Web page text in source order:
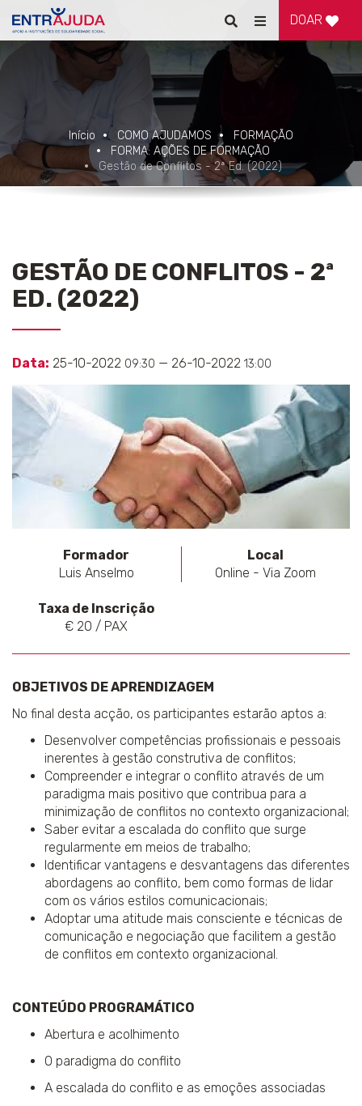
Pesquisar
Alternar
de
DOAR
Início COMO AJUDAMOS
FORMAÇÃO
FORMA: AÇÕES DE FORMAÇÃO
Gestão de Conflitos - 2ª Ed. (2022)
GESTÃO DE CONFLITOS - 2ª
ED. (2022)
Data: 25-10-2022 09:30 — 26-10-2022 13:00
Formador
Luis Anselmo
Local
Online - Via Zoom
Taxa de Inscrição
€ 20 / PAX
OBJETIVOS DE APRENDIZAGEM
No final desta acção, os participantes estarão aptos a:
Desenvolver competências profissionais e pessoais
inerentes à gestão construtiva de conflitos;
Compreender e integrar o conflito através de um
paradigma mais positivo que contribua para a
minimização de conflitos no contexto organizacional;
Saber evitar a escalada do conflito que surge
regularmente em meios de trabalho;
Identificar vantagens e desvantagens das diferentes
abordagens ao conflito, bem como formas de lidar
com os vários estilos comunicacionais;
Adoptar uma atitude mais consciente e técnicas de
comunicação e negociação que facilitem a gestão
de conflitos em contexto organizacional.
CONTEÚDO PROGRAMÁTICO
Abertura e acolhimento
O paradigma do conflito
A escalada do conflito e as emoções associadas